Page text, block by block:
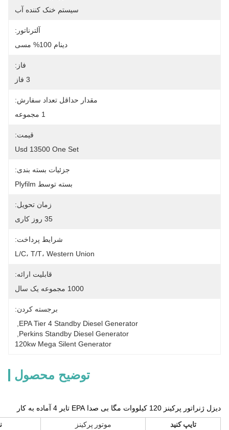
سیستم خنک کننده آب
آلترناتور:
دینام 100% مسی
فاز:
3 فاز
مقدار حداقل تعداد سفارش:
1 مجموعه
قیمت:
Usd 13500 One Set
جزئیات بسته بندی:
بسته توسط Plyfilm
زمان تحویل:
35 روز کاری
شرایط پرداخت:
L/C، T/T، Western Union
قابلیت ارائه:
1000 مجموعه یک سال
برجسته کردن:
EPA Tier 4 Standby Diesel Generator
Perkins Standby Diesel Generator
120kw Mega Silent Generator
توضیح محصول
دیزل ژنراتور پرکینز 120 کیلووات مگا بی صدا EPA تایر 4 آماده به کار
تایپ کنید
موتور پرکینز